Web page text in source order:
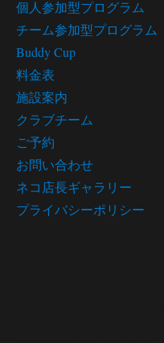
個人参加型プログラム
チーム参加型プログラム
Buddy Cup
料金表
施設案内
クラブチーム
ご予約
お問い合わせ
ネコ店長ギャラリー
プライバシーポリシー